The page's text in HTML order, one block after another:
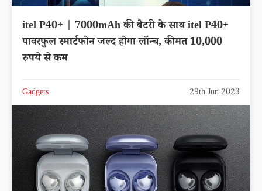
itel P40+ | 7000mAh की बैटरी के साथ itel P40+
पावरफुल स्मार्टफोन जल्द होगा लॉन्च, कीमत 10,000
रुपये से कम
Gadgets 29th Jun 2023